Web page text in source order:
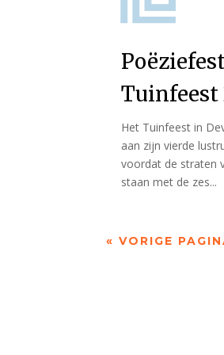
Tuinfeest
Het Tuinfeest in
aan zijn vierde
voordat de straten
staan met de zes...
« VORIGE